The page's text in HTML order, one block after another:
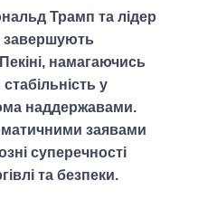
Трамп та лідер
завершують
намагаючись
у
наддержавами.
заявами
суперечності
та безпеки.